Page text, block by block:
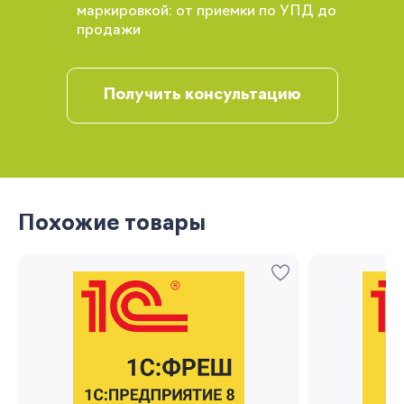
маркировкой: от приемки по УПД до
продажи
Получить консультацию
Похожие товары
рекомендации
Забыли свой пароль?
Регистрация